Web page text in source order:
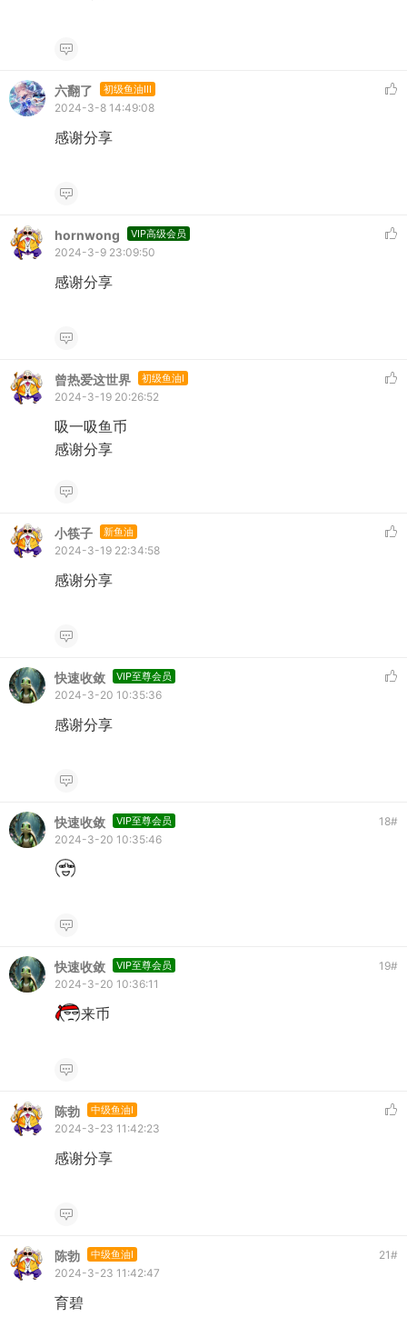
六翻了 初级鱼油III
2024-3-8 14:49:08
感谢分享
hornwong VIP高级会员
2024-3-9 23:09:50
感谢分享
曾热爱这世界 初级鱼油I
2024-3-19 20:26:52
吸一吸鱼币
感谢分享
小筷子 新鱼油
2024-3-19 22:34:58
感谢分享
快速收敛 VIP至尊会员
2024-3-20 10:35:36
感谢分享
快速收敛 VIP至尊会员 18#
2024-3-20 10:35:46
快速收敛 VIP至尊会员 19#
2024-3-20 10:36:11
来币
陈勃 中级鱼油I
2024-3-23 11:42:23
感谢分享
陈勃 中级鱼油I 21#
2024-3-23 11:42:47
育碧